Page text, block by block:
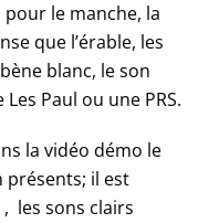
le manche, la
que l’érable, les
blanc, le son
Paul ou une PRS.
la vidéo démo le
présents; il est
les sons clairs